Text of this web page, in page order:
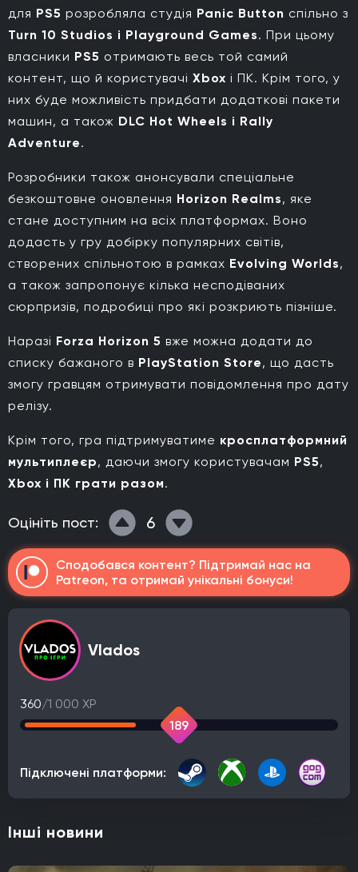
для PS5 розробляла студія Panic Button спільно з
Turn 10 Studios і Playground Games. При цьому
власники PS5 отримають весь той самий
контент, що й користувачі Xbox і ПК. Крім того, у
них буде можливість придбати додаткові пакети
машин, а також DLC Hot Wheels і Rally
Adventure.
Розробники також анонсували спеціальне
безкоштовне оновлення Horizon Realms, яке
стане доступним на всіх платформах. Воно
додасть у гру добірку популярних світів,
створених спільнотою в рамках Evolving Worlds,
а також запропонує кілька несподіваних
сюрпризів, подробиці про які розкриють пізніше.
Наразі Forza Horizon 5 вже можна додати до
списку бажаного в PlayStation Store, що дасть
змогу гравцям отримувати повідомлення про дату
релізу.
Крім того, гра підтримуватиме кросплатформний
мультиплеєр, даючи змогу користувачам PS5,
Xbox і ПК грати разом.
Оцініть пост: 6
Сподобався контент? Підтримай нас на
Patreon, та отримай унікальні бонуси!
Vlados
360/1 000 XP
189
Підключені платформи:
Інші новини